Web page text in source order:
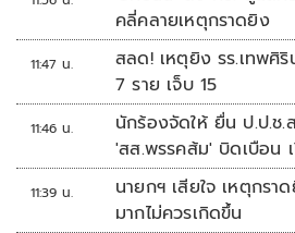
คลี่คลายเหตุกราดยิง
11:47 น.
สลด! เหตุยิง รร.เทพศิ
7 ราย เจ็บ 15
11:46 น.
นักร้องจัดให้ ยื่น ป.ป.ช.สอบจริยธรรม
'สส.พรรคส้ม' บิดเบือน
ทหาร'
11:39 น.
นายกฯ เสียใจ เหตุกรา
มากไม่ควรเกิดขึ้น